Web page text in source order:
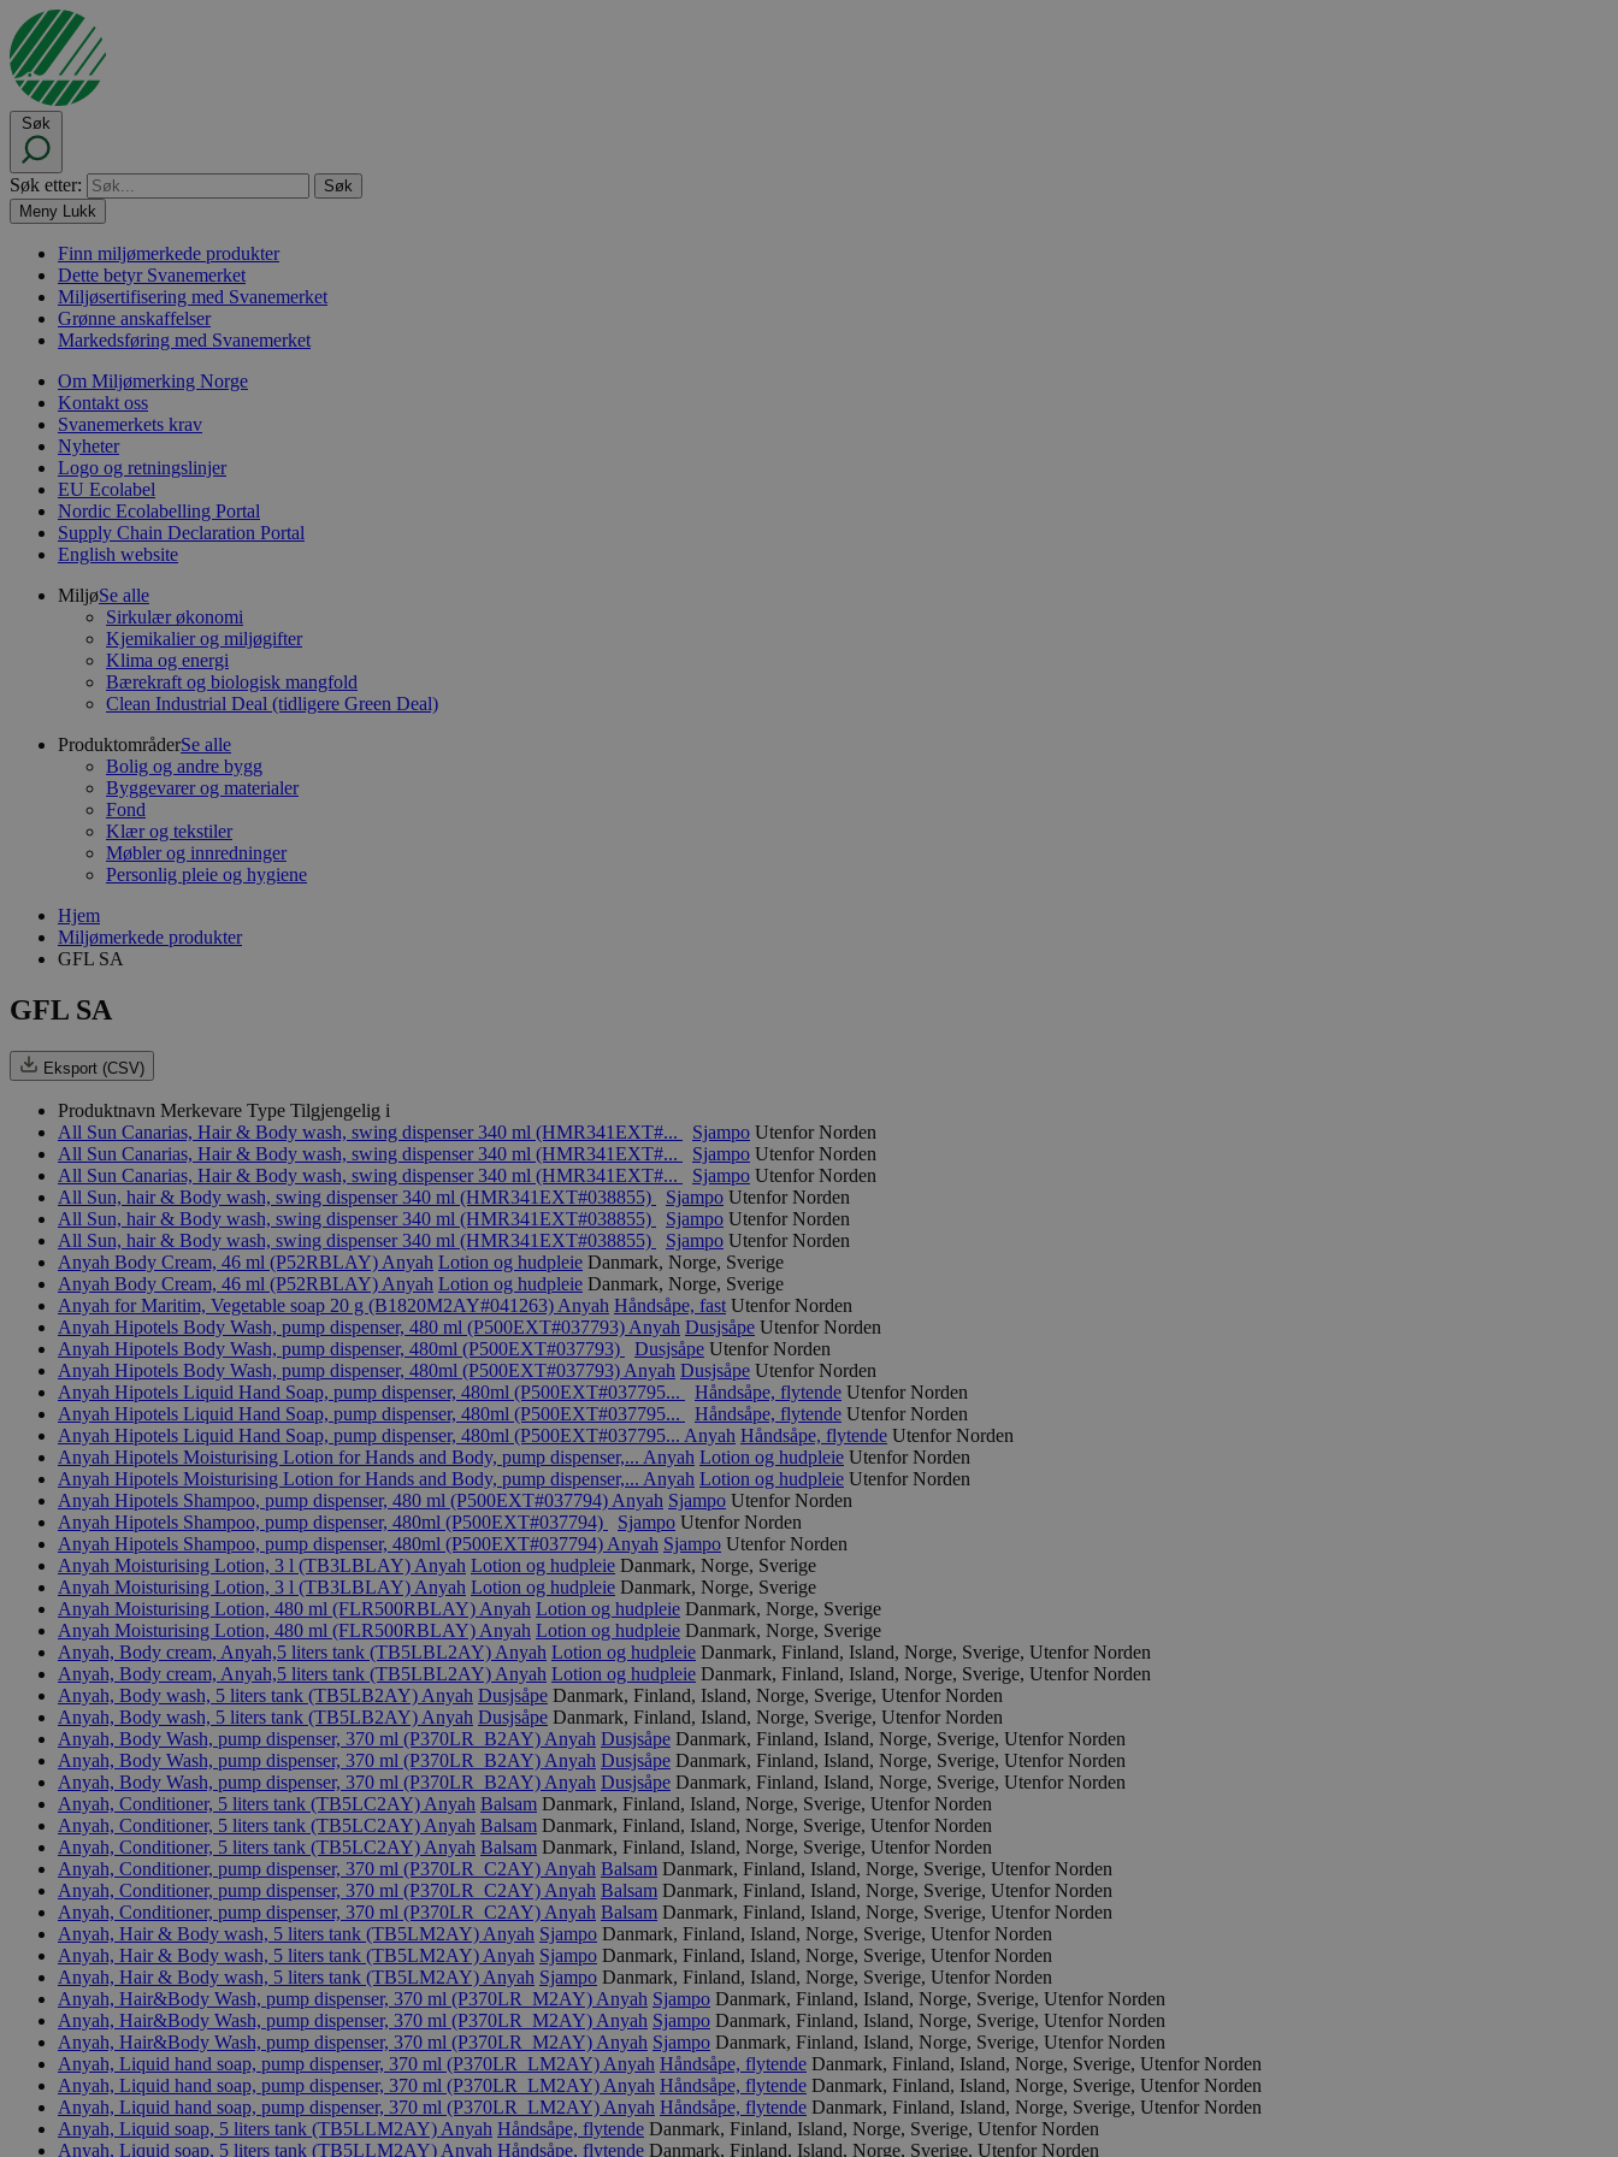
Søk
Søk etter:
Meny Lukk
Finn miljømerkede produkter
Dette betyr Svanemerket
Miljøsertifisering med Svanemerket
Grønne anskaffelser
Markedsføring med Svanemerket
Om Miljømerking Norge
Kontakt oss
Svanemerkets krav
Nyheter
Logo og retningslinjer
EU Ecolabel
Nordic Ecolabelling Portal
Supply Chain Declaration Portal
English website
MiljøSe alle
Sirkulær økonomi
Kjemikalier og miljøgifter
Klima og energi
Bærekraft og biologisk mangfold
Clean Industrial Deal (tidligere Green Deal)
ProduktområderSe alle
Bolig og andre bygg
Byggevarer og materialer
Fond
Klær og tekstiler
Møbler og innredninger
Personlig pleie og hygiene
Hjem
Miljømerkede produkter
GFL SA
GFL SA
Eksport (CSV)
Produktnavn Merkevare Type Tilgjengelig i
All Sun Canarias, Hair & Body wash, swing dispenser 340 ml (HMR341EXT#...
Sjampo Utenfor Norden
All Sun Canarias, Hair & Body wash, swing dispenser 340 ml (HMR341EXT#...
Sjampo Utenfor Norden
All Sun Canarias, Hair & Body wash, swing dispenser 340 ml (HMR341EXT#...
Sjampo Utenfor Norden
All Sun, hair & Body wash, swing dispenser 340 ml (HMR341EXT#038855)
Sjampo Utenfor Norden
All Sun, hair & Body wash, swing dispenser 340 ml (HMR341EXT#038855)
Sjampo Utenfor Norden
All Sun, hair & Body wash, swing dispenser 340 ml (HMR341EXT#038855)
Sjampo Utenfor Norden
Anyah Body Cream, 46 ml (P52RBLAY) Anyah Lotion og hudpleie Danmark, Norge, Sverige
Anyah Body Cream, 46 ml (P52RBLAY) Anyah Lotion og hudpleie Danmark, Norge, Sverige
Anyah for Maritim, Vegetable soap 20 g (B1820M2AY#041263) Anyah Håndsåpe, fast Utenfor Norden
Anyah Hipotels Body Wash, pump dispenser, 480 ml (P500EXT#037793) Anyah Dusjsåpe Utenfor Norden
Anyah Hipotels Body Wash, pump dispenser, 480ml (P500EXT#037793)
Dusjsåpe Utenfor Norden
Anyah Hipotels Body Wash, pump dispenser, 480ml (P500EXT#037793) Anyah Dusjsåpe Utenfor Norden
Anyah Hipotels Liquid Hand Soap, pump dispenser, 480ml (P500EXT#037795...
Håndsåpe, flytende Utenfor Norden
Anyah Hipotels Liquid Hand Soap, pump dispenser, 480ml (P500EXT#037795...
Håndsåpe, flytende Utenfor Norden
Anyah Hipotels Liquid Hand Soap, pump dispenser, 480ml (P500EXT#037795... Anyah Håndsåpe, flytende Utenfor Norden
Anyah Hipotels Moisturising Lotion for Hands and Body, pump dispenser,... Anyah Lotion og hudpleie Utenfor Norden
Anyah Hipotels Moisturising Lotion for Hands and Body, pump dispenser,... Anyah Lotion og hudpleie Utenfor Norden
Anyah Hipotels Shampoo, pump dispenser, 480 ml (P500EXT#037794) Anyah Sjampo Utenfor Norden
Anyah Hipotels Shampoo, pump dispenser, 480ml (P500EXT#037794)
Sjampo Utenfor Norden
Anyah Hipotels Shampoo, pump dispenser, 480ml (P500EXT#037794) Anyah Sjampo Utenfor Norden
Anyah Moisturising Lotion, 3 l (TB3LBLAY) Anyah Lotion og hudpleie Danmark, Norge, Sverige
Anyah Moisturising Lotion, 3 l (TB3LBLAY) Anyah Lotion og hudpleie Danmark, Norge, Sverige
Anyah Moisturising Lotion, 480 ml (FLR500RBLAY) Anyah Lotion og hudpleie Danmark, Norge, Sverige
Anyah Moisturising Lotion, 480 ml (FLR500RBLAY) Anyah Lotion og hudpleie Danmark, Norge, Sverige
Anyah, Body cream, Anyah,5 liters tank (TB5LBL2AY) Anyah Lotion og hudpleie Danmark, Finland, Island, Norge, Sverige, Utenfor Norden
Anyah, Body cream, Anyah,5 liters tank (TB5LBL2AY) Anyah Lotion og hudpleie Danmark, Finland, Island, Norge, Sverige, Utenfor Norden
Anyah, Body wash, 5 liters tank (TB5LB2AY) Anyah Dusjsåpe Danmark, Finland, Island, Norge, Sverige, Utenfor Norden
Anyah, Body wash, 5 liters tank (TB5LB2AY) Anyah Dusjsåpe Danmark, Finland, Island, Norge, Sverige, Utenfor Norden
Anyah, Body Wash, pump dispenser, 370 ml (P370LR_B2AY) Anyah Dusjsåpe Danmark, Finland, Island, Norge, Sverige, Utenfor Norden
Anyah, Body Wash, pump dispenser, 370 ml (P370LR_B2AY) Anyah Dusjsåpe Danmark, Finland, Island, Norge, Sverige, Utenfor Norden
Anyah, Body Wash, pump dispenser, 370 ml (P370LR_B2AY) Anyah Dusjsåpe Danmark, Finland, Island, Norge, Sverige, Utenfor Norden
Anyah, Conditioner, 5 liters tank (TB5LC2AY) Anyah Balsam Danmark, Finland, Island, Norge, Sverige, Utenfor Norden
Anyah, Conditioner, 5 liters tank (TB5LC2AY) Anyah Balsam Danmark, Finland, Island, Norge, Sverige, Utenfor Norden
Anyah, Conditioner, 5 liters tank (TB5LC2AY) Anyah Balsam Danmark, Finland, Island, Norge, Sverige, Utenfor Norden
Anyah, Conditioner, pump dispenser, 370 ml (P370LR_C2AY) Anyah Balsam Danmark, Finland, Island, Norge, Sverige, Utenfor Norden
Anyah, Conditioner, pump dispenser, 370 ml (P370LR_C2AY) Anyah Balsam Danmark, Finland, Island, Norge, Sverige, Utenfor Norden
Anyah, Conditioner, pump dispenser, 370 ml (P370LR_C2AY) Anyah Balsam Danmark, Finland, Island, Norge, Sverige, Utenfor Norden
Anyah, Hair & Body wash, 5 liters tank (TB5LM2AY) Anyah Sjampo Danmark, Finland, Island, Norge, Sverige, Utenfor Norden
Anyah, Hair & Body wash, 5 liters tank (TB5LM2AY) Anyah Sjampo Danmark, Finland, Island, Norge, Sverige, Utenfor Norden
Anyah, Hair & Body wash, 5 liters tank (TB5LM2AY) Anyah Sjampo Danmark, Finland, Island, Norge, Sverige, Utenfor Norden
Anyah, Hair&Body Wash, pump dispenser, 370 ml (P370LR_M2AY) Anyah Sjampo Danmark, Finland, Island, Norge, Sverige, Utenfor Norden
Anyah, Hair&Body Wash, pump dispenser, 370 ml (P370LR_M2AY) Anyah Sjampo Danmark, Finland, Island, Norge, Sverige, Utenfor Norden
Anyah, Hair&Body Wash, pump dispenser, 370 ml (P370LR_M2AY) Anyah Sjampo Danmark, Finland, Island, Norge, Sverige, Utenfor Norden
Anyah, Liquid hand soap, pump dispenser, 370 ml (P370LR_LM2AY) Anyah Håndsåpe, flytende Danmark, Finland, Island, Norge, Sverige, Utenfor Norden
Anyah, Liquid hand soap, pump dispenser, 370 ml (P370LR_LM2AY) Anyah Håndsåpe, flytende Danmark, Finland, Island, Norge, Sverige, Utenfor Norden
Anyah, Liquid hand soap, pump dispenser, 370 ml (P370LR_LM2AY) Anyah Håndsåpe, flytende Danmark, Finland, Island, Norge, Sverige, Utenfor Norden
Anyah, Liquid soap, 5 liters tank (TB5LLM2AY) Anyah Håndsåpe, flytende Danmark, Finland, Island, Norge, Sverige, Utenfor Norden
Anyah, Liquid soap, 5 liters tank (TB5LLM2AY) Anyah Håndsåpe, flytende Danmark, Finland, Island, Norge, Sverige, Utenfor Norden